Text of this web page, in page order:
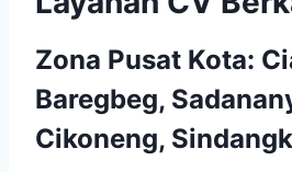
Zona Pusat Kota:
Baregbeg,
Cikoneng,